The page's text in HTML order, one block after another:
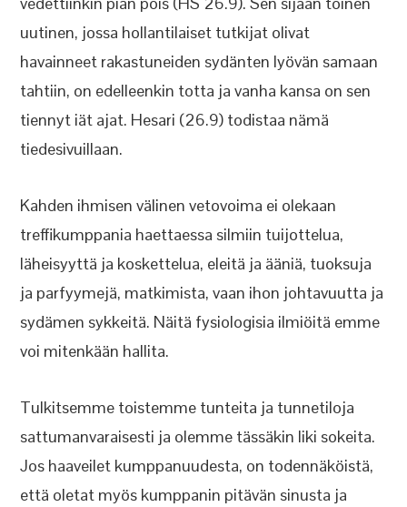
uutinen, jossa hollantilaiset tutkijat olivat
havainneet rakastuneiden sydänten lyövän samaan
tahtiin, on edelleenkin totta ja vanha kansa on sen
tiennyt iät ajat. Hesari (26.9) todistaa nämä
tiedesivuillaan.
Kahden ihmisen välinen vetovoima ei olekaan
treffikumppania haettaessa silmiin tuijottelua,
läheisyyttä ja koskettelua, eleitä ja ääniä, tuoksuja
ja parfyymejä, matkimista, vaan ihon johtavuutta ja
sydämen sykkeitä. Näitä fysiologisia ilmiöitä emme
voi mitenkään hallita.
Tulkitsemme toistemme tunteita ja tunnetiloja
sattumanvaraisesti ja olemme tässäkin liki sokeita.
Jos haaveilet kumppanuudesta, on todennäköistä,
että oletat myös kumppanin pitävän sinusta ja